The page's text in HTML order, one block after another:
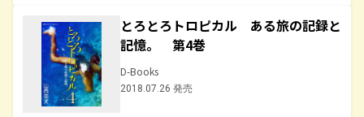
とろとろトロピカル ある旅の記録と
記憶。 第4巻
D-Books
2018.07.26 発売